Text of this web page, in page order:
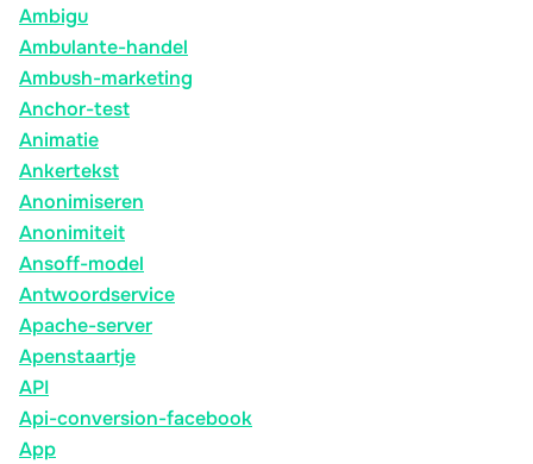
Ambigu
Ambulante-handel
Ambush-marketing
Anchor-test
Animatie
Ankertekst
Anonimiseren
Anonimiteit
Ansoff-model
Antwoordservice
Apache-server
Apenstaartje
API
Api-conversion-facebook
App